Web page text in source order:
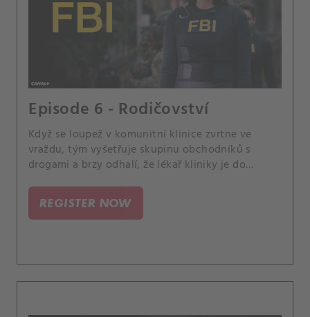
Episode 6 - Rodičovství
Když se loupež v komunitní klinice zvrtne ve
vraždu, tým vyšetřuje skupinu obchodníků s
drogami a brzy odhalí, že lékař kliniky je do
REGISTER NOW